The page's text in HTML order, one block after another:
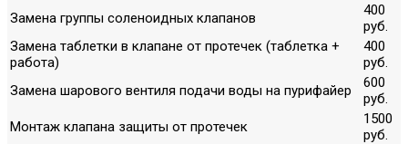
Замена группы соленоидных клапанов
400
руб.
Замена таблетки в клапане от протечек (таблетка +
работа)
400
руб.
Замена шарового вентиля подачи воды на пурифайер
600
руб.
Монтаж клапана защиты от протечек
1500
руб.